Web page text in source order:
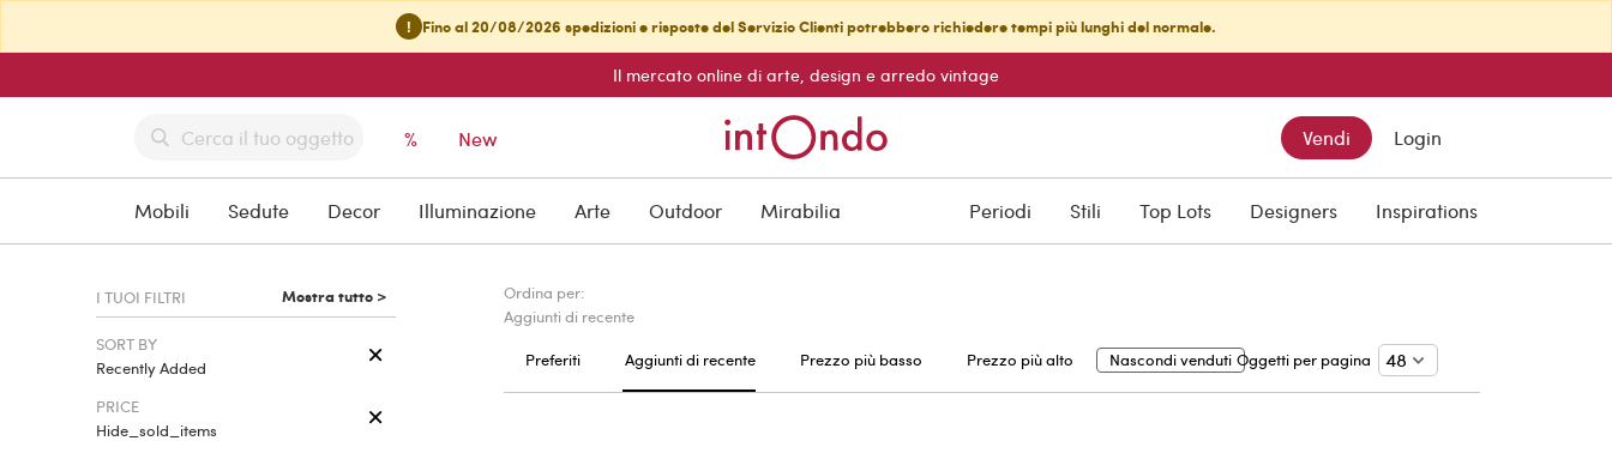
! Fino al 20/08/2026 spedizioni e risposte del Servizio Clienti potrebbero richiedere tempi più lunghi del normale.
Il mercato online di arte, design e arredo vintage
% New Vendi Login
Mobili Sedute Decor Illuminazione Arte Outdoor Mirabilia Periodi Stili Top Lots Designers Inspirations
I TUOI FILTRI Mostra tutto >
SORT BY
Recently Added
PRICE
Hide_sold_items
Ordina per:
Aggiunti di recente
Preferiti
Aggiunti di recente Prezzo più basso Prezzo più alto Nascondi venduti Oggetti per pagina